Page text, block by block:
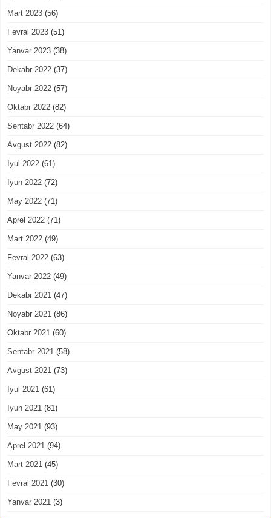
Mart 2023 (56)
Fevral 2023 (51)
Yanvar 2023 (38)
Dekabr 2022 (37)
Noyabr 2022 (57)
Oktabr 2022 (82)
Sentabr 2022 (64)
Avgust 2022 (82)
Iyul 2022 (61)
Iyun 2022 (72)
May 2022 (71)
Aprel 2022 (71)
Mart 2022 (49)
Fevral 2022 (63)
Yanvar 2022 (49)
Dekabr 2021 (47)
Noyabr 2021 (86)
Oktabr 2021 (60)
Sentabr 2021 (58)
Avgust 2021 (73)
Iyul 2021 (61)
Iyun 2021 (81)
May 2021 (93)
Aprel 2021 (94)
Mart 2021 (45)
Fevral 2021 (30)
Yanvar 2021 (3)